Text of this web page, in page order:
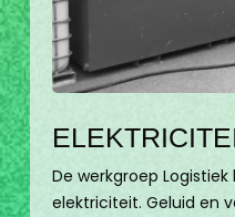
De werkgroep
elektriciteit. Geluid en